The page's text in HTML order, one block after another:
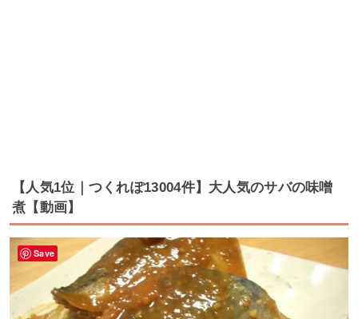
【人気1位｜つくれぽ13004件】大人気のサバの味噌
煮【動画】
Save